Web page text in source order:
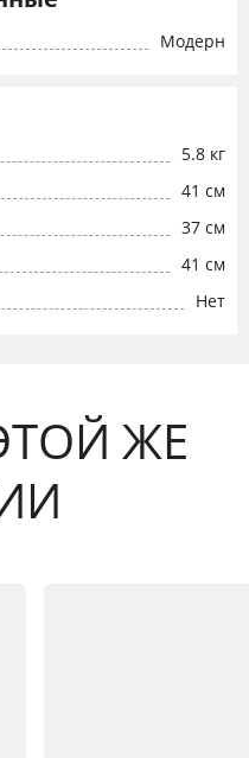
Модерн
5.8 кг
41 см
37 см
41 см
Нет
ЖЕ